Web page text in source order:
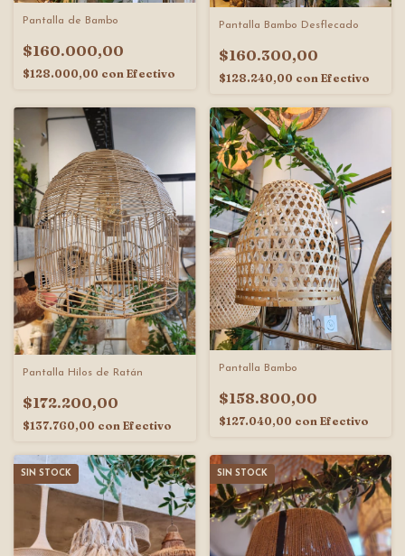
Pantalla de Bambo
$160.000,00
$128.000,00 con Efectivo
Pantalla Bambo Desflecado
$160.300,00
$128.240,00 con Efectivo
Pantalla Hilos de Ratán
$172.200,00
$137.760,00 con Efectivo
Pantalla Bambo
$158.800,00
$127.040,00 con Efectivo
SIN STOCK SIN STOCK